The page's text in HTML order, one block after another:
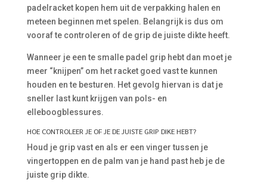
padelracket kopen hem uit de verpakking halen en
meteen beginnen met spelen. Belangrijk is dus om
vooraf te controleren of de grip de juiste dikte heeft.
Wanneer je een te smalle padel grip hebt dan moet je
meer “knijpen” om het racket goed vast te kunnen
houden en te besturen. Het gevolg hiervan is dat je
sneller last kunt krijgen van pols- en
elleboogblessures.
HOE CONTROLEER JE OF JE DE JUISTE GRIP DIKE HEBT?
Houd je grip vast en als er een vinger tussen je
vingertoppen en de palm van je hand past heb je de
juiste grip dikte.